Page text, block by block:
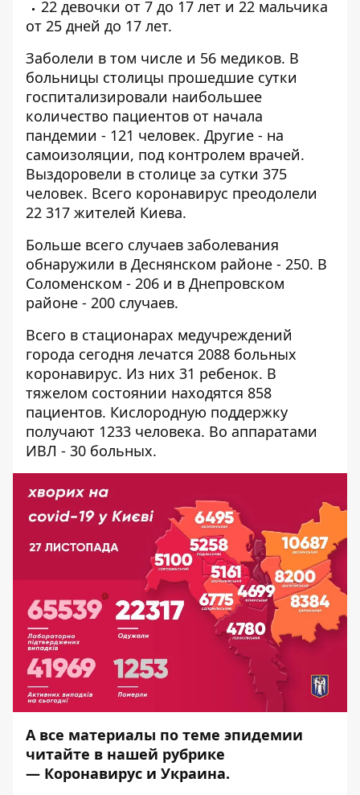
22 девочки от 7 до 17 лет и 22 мальчика
от 25 дней до 17 лет.
Заболели в том числе и 56 медиков. В
больницы столицы прошедшие сутки
госпитализировали наибольшее
количество пациентов от начала
пандемии - 121 человек. Другие - на
самоизоляции, под контролем врачей.
Выздоровели в столице за сутки 375
человек. Всего коронавирус преодолели
22 317 жителей Киева.
Больше всего случаев заболевания
обнаружили в Деснянском районе - 250. В
Соломенском - 206 и в Днепровском
районе - 200 случаев.
Всего в стационарах медучреждений
города сегодня лечатся 2088 больных
коронавирус. Из них 31 ребенок. В
тяжелом состоянии находятся 858
пациентов. Кислородную поддержку
получают 1233 человека. Во аппаратами
ИВЛ - 30 больных.
А все материалы по теме эпидемии
читайте в нашей рубрике
— Коронавирус и Украина.